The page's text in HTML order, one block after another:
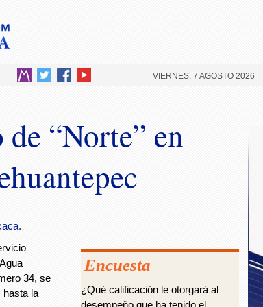
VIERNES, 7 AGOSTO 2026
“Norte” en
34, se
hasta la
Encuesta
¿Qué calificación le otorgará al
desempeño que ha tenido el